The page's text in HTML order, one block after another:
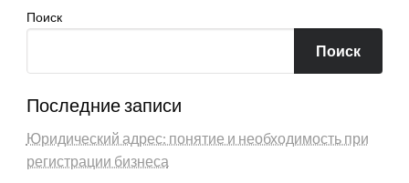
Поиск
Поиск
Последние записи
Юридический адрес: понятие и необходимость при
регистрации бизнеса